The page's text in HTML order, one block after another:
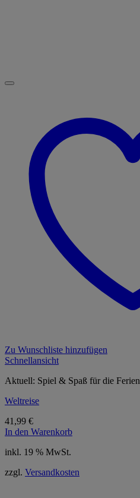
Zu Wunschliste hinzufügen
Schnellansicht
Aktuell: Spiel & Spaß für die Ferien
Weltreise
41,99 €
In den Warenkorb
inkl. 19 % MwSt.
zzgl. Versandkosten